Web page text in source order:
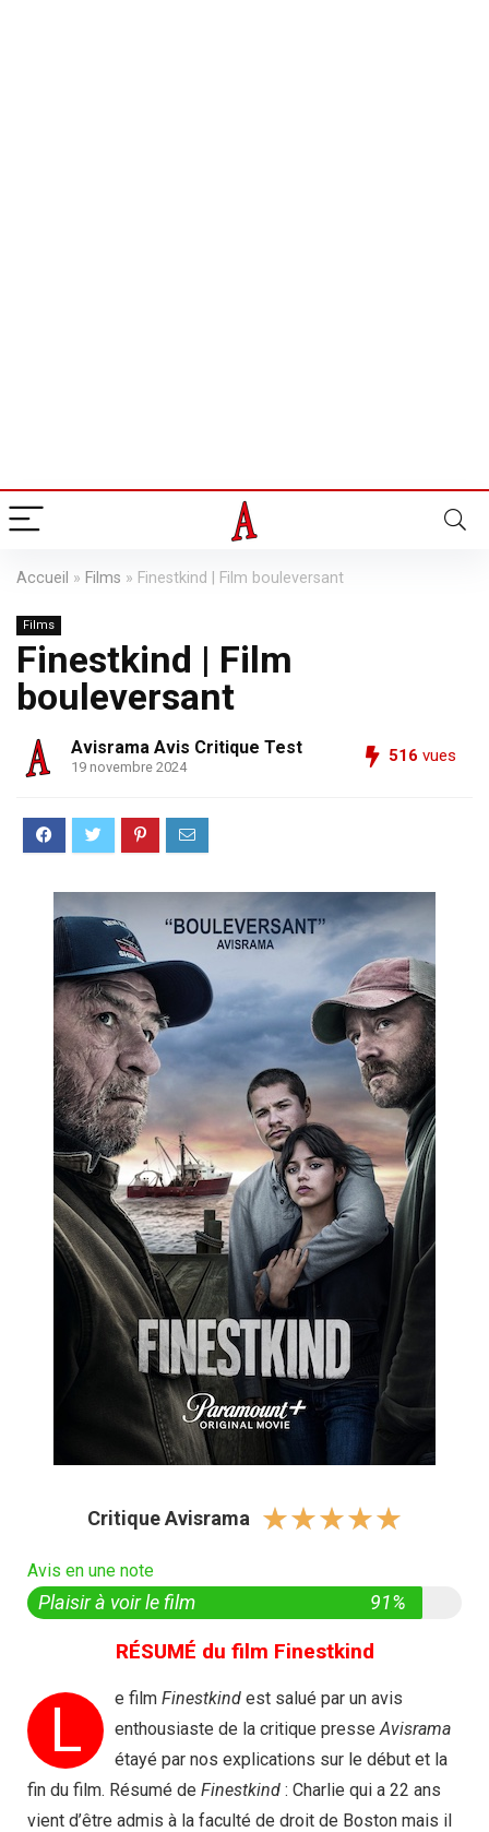
Accueil » Films » Finestkind | Film bouleversant
Films
Finestkind | Film
bouleversant
Avisrama Avis Critique Test
19 novembre 2024
516 vues
Critique Avisrama ☆☆☆☆☆
Avis en une note
Plaisir à voir le film 91%
RÉSUMÉ du film Finestkind
L e film Finestkind est salué par un avis
enthousiaste de la critique presseAvisrama
étayé par nos explications sur le début et la
fin du film. Résumé de Finestkind : Charlie qui a 22 ans
vient d’être admis à la faculté de droit de Boston mais il